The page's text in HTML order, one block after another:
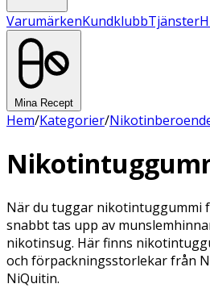
VarumärkenKundklubbTjänster
Mina Recept
Hem/Kategorier/
När du tuggar nikotintuggummi
snabbt tas upp av
nikotinsug. Här finns
och förpackningsstorlekar från
NiQuitin.